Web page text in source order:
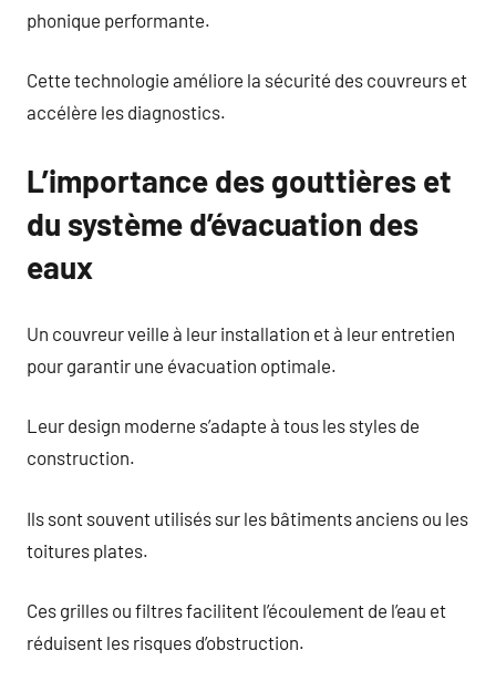
phonique performante.
Cette technologie améliore la sécurité des couvreurs et
accélère les diagnostics.
L’importance des gouttières et
du système d’évacuation des
eaux
Un couvreur veille à leur installation et à leur entretien
pour garantir une évacuation optimale.
Leur design moderne s’adapte à tous les styles de
construction.
Ils sont souvent utilisés sur les bâtiments anciens ou les
toitures plates.
Ces grilles ou filtres facilitent l’écoulement de l’eau et
réduisent les risques d’obstruction.